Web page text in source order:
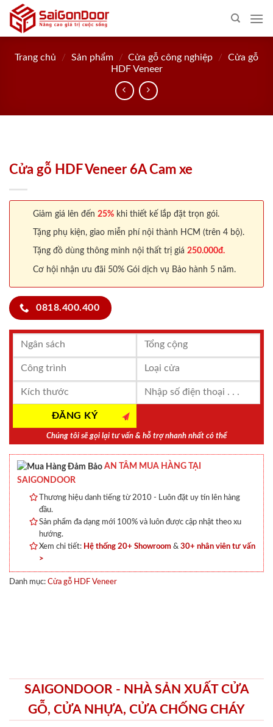
Skip
content
Trang chủ / Sản phẩm / Cửa gỗ công nghiệp /
Cửa gỗ
HDF Veneer
Cửa gỗ HDF Veneer 6A Cam xe
Giảm giá lên đến 25% khi thiết kế lắp đặt trọn gói.
Tặng phụ kiện, giao miễn phí nội thành HCM (trên 4 bộ).
Tặng đồ dùng thông minh nội thất trị giá 250.000đ.
Cơ hội nhận ưu đãi 50% Gói dịch vụ Bảo hành 5 năm.
0818.400.400
Chúng tôi sẽ gọi lại tư vấn & hỗ trợ nhanh nhất có thể
AN TÂM MUA HÀNG TẠI
SAIGONDOOR
Thương hiệu danh tiếng từ 2010 - Luôn đặt uy tín lên hàng
đầu.
Sản phẩm đa dạng mới 100% và luôn được cập nhật theo xu
hướng.
Xem chi tiết: Hệ thống 20+ Showroom & 30+ nhân viên tư vấn
>
Danh mục: Cửa gỗ HDF Veneer
SAIGONDOOR - NHÀ SẢN XUẤT CỬA
GỖ, CỬA NHỰA, CỬA CHỐNG CHÁY